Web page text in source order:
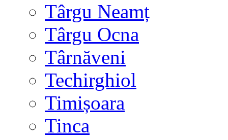
Târgu Neamț
Târgu Ocna
Târnăveni
Techirghiol
Timișoara
Tinca